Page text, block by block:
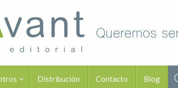
Distribución Contacto Blog